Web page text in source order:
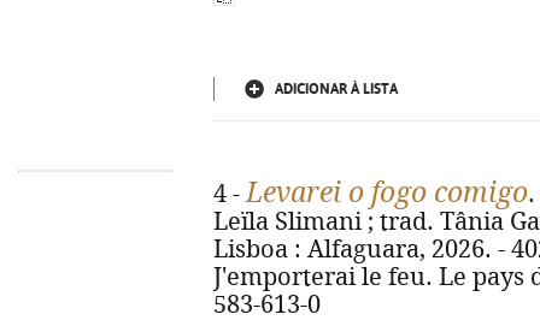
ADICIONAR À LISTA
4 -Levarei o fogo comigo
Leïla Slimani ; trad. Tânia
Lisboa : Alfaguara, 2026. -
J'emporterai le feu. Le pays
583-613-0